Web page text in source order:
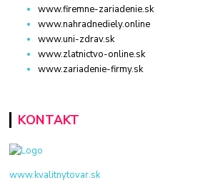
www.firemne-zariadenie.sk
www.nahradnediely.online
www.uni-zdrav.sk
www.zlatnictvo-online.sk
www.zariadenie-firmy.sk
KONTAKT
www.kvalitnytovar.sk